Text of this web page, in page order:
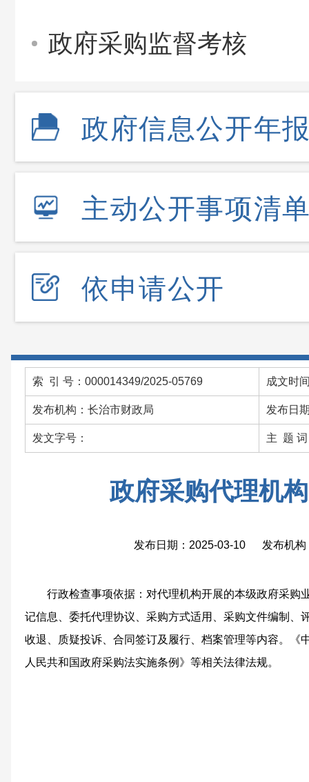
政府采购监督考核
政府信息公开年
主动公开事项清
依申请公开
索 引 号：000014349/2025-05769 成文时
发布机构：长治市财政局 发布日
发文字号： 主 题 词
政府采购代理机
发布日期：2025-03-10 发布机构
行政检查事项依据： 对代理机构开展的本级政府采购
记信息、委托代理协议、采购方式适用、采购文件编制、
收退、质疑投诉、合同签订及履行、档案管理等内容。《
人民共和国政府采购法实施条例》等相关法律法规。